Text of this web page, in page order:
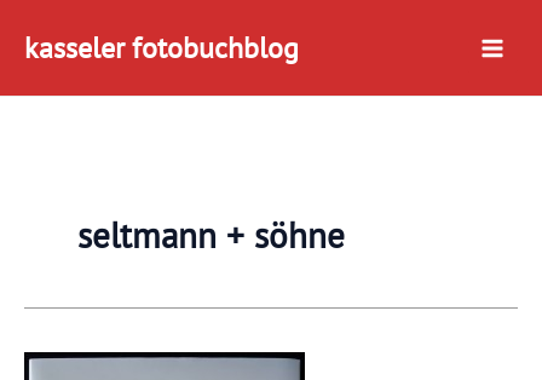
Inhaltkasseler fotobuchblog
seltmann + söhne